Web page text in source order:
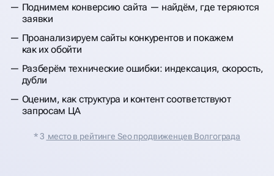
Поднимем конверсию сайта — найдём, где теряются
заявки
Проанализируем сайты конкурентов и покажем
как их обойти
Разберём технические ошибки: индексация, скорость,
дубли
Оценим, как структура и контент соответствуют
запросам ЦА
* 3 место в рейтинге Seo продвиженцев Волгограда